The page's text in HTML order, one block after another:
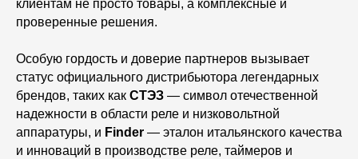
клиентам не просто товары, а комплексные и
проверенные решения.
Особую гордость и доверие партнеров вызывает
статус официального дистрибьютора легендарных
брендов, таких как СТЭЗ — символ отечественной
надежности в области реле и низковольтной
аппаратуры, и Finder — эталон итальянского качества
и инноваций в производстве реле, таймеров и